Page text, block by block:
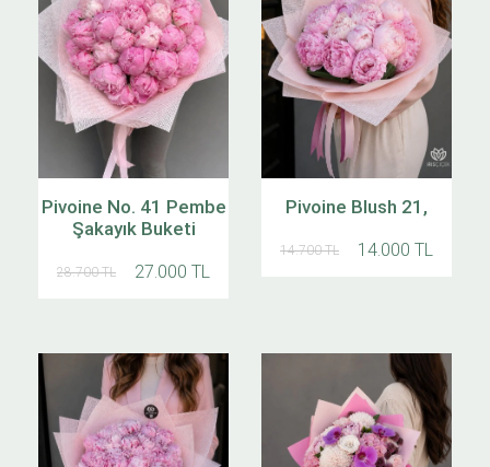
Pivoine No. 41 Pembe
Şakayık Buketi
28.700 TL 27.000 TL
Pivoine Blush 21,
14.700 TL 14.000 TL